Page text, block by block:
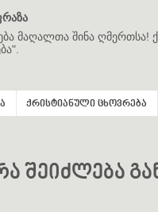
მაღალთა შინა ღმერთსა!
ქრისტიანული ცხოვრება
შეიძლება